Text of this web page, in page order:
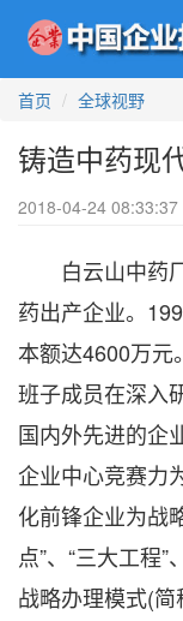
首页
全球视野
铸造中药现
2018-04-24 08:33:37
白云山中药厂
药出产企业。
本额达4600万元
班子成员在深入
国内外先进的企
企业中心竞赛力
化前锋企业为战
点”、“三大工程
战略办理模式(简